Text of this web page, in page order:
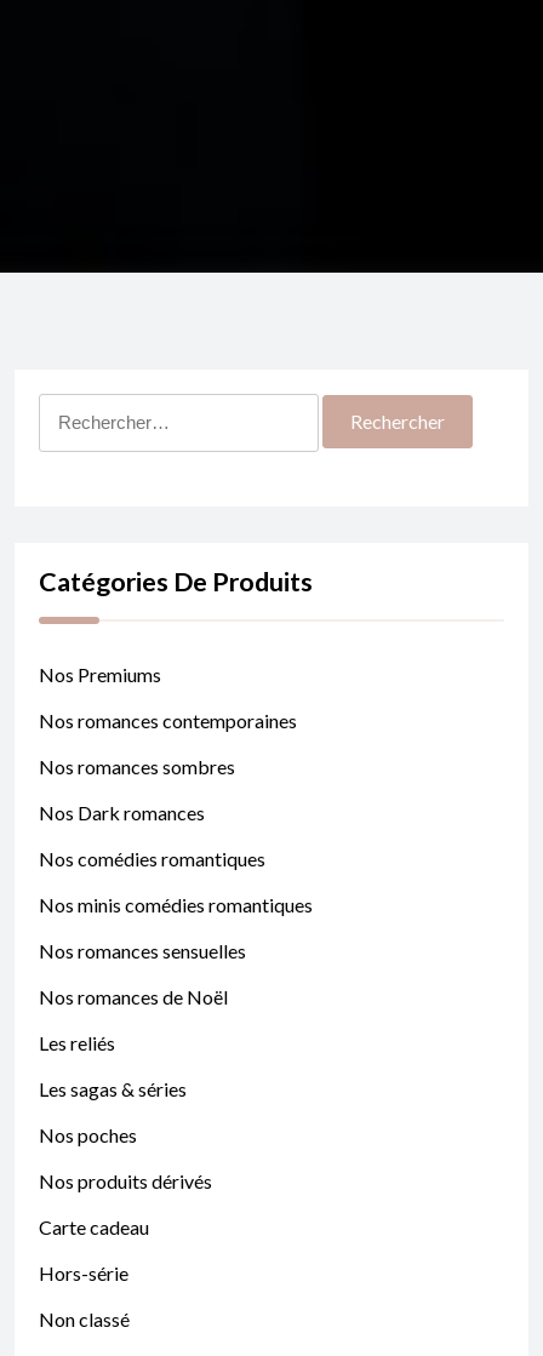
Catégories De Produits
Nos Premiums
Nos romances contemporaines
Nos romances sombres
Nos Dark romances
Nos comédies romantiques
Nos minis comédies romantiques
Nos romances sensuelles
Nos romances de Noël
Les reliés
Les sagas & séries
Nos poches
Nos produits dérivés
Carte cadeau
Hors-série
Non classé